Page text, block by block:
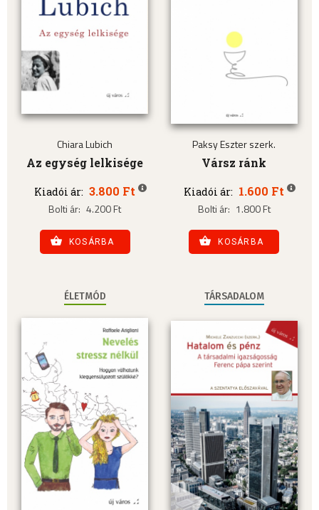
Chiara Lubich
Az egység lelkisége
Kiadói ár: 3.800 Ft
Bolti ár: 4.200 Ft
KOSÁRBA
Paksy Eszter szerk.
Vársz ránk
Kiadói ár: 1.600 Ft
Bolti ár: 1.800 Ft
KOSÁRBA
ÉLETMÓD TÁRSADALOM